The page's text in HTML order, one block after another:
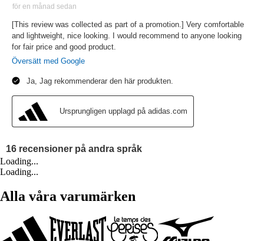
Loading...
Loading...
Alla våra varumärken